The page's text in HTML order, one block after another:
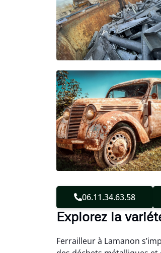
06.11.34.63.58
Explorez la
Ferrailleur à Lamanon